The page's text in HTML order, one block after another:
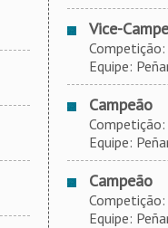
Vice-
Competição:
Equipe:
Campeão
Competição:
Equipe:
Campeão
Competição:
Equipe: